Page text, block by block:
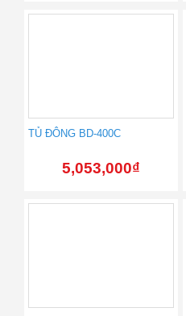
TỦ ĐÔNG BD-400C
5,053,000₫